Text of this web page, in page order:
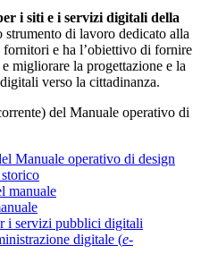
i siti e i servizi digitali della
strumento di lavoro dedicato alla
e ha l’obiettivo di fornire
migliorare la progettazione e la
verso la cittadinanza.
del Manuale operativo di
Manuale operativo di design
manuale
i servizi pubblici digitali
digitale (e-